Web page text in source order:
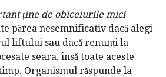
ține de obiceiurile mici
părea nesemnificativ dacă alegi
liftului sau dacă renunți la
seara, însă toate aceste
Organismul răspunde la